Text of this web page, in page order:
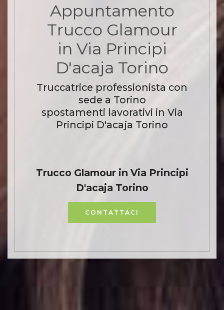
Appuntamento
Trucco Glamour
in Via Principi
D'acaja Torino
Truccatrice professionista con
sede a Torino
spostamenti lavorativi in Via
Principi D'acaja Torino
Trucco Glamour in Via Principi
D'acaja Torino
CONTATTACI